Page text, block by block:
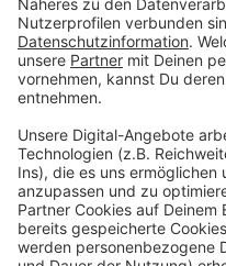
Kopf von Laura Potting
zwischen wirren
Alltagsbeobachtung.
meistens bunt und nie
Anzeige